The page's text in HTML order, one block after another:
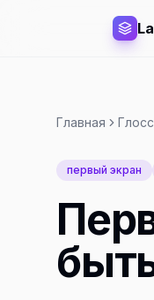
Главная
первый экран